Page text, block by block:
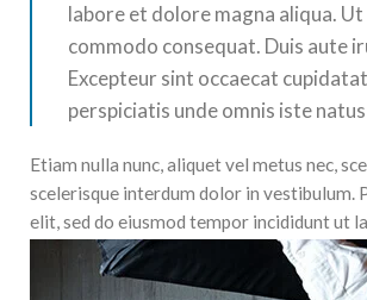
labore et dolore magna aliqua.
commodo consequat. Duis aute
Excepteur sint occaecat
perspiciatis unde omnis iste
Etiam nulla nunc, aliquet vel metus nec,
scelerisque interdum dolor in vestibulum.
elit, sed do eiusmod tempor incididunt ut